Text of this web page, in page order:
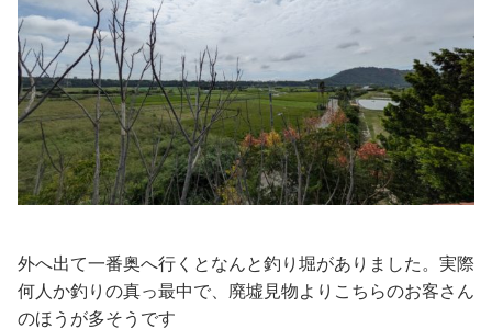
外へ出て一番奥へ行くとなんと釣り堀がありました。実際
何人か釣りの真っ最中で、廃墟見物よりこちらのお客さん
のほうが多そうです